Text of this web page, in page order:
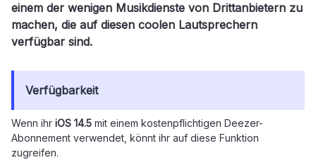
einem der wenigen Musikdienste von Drittanbietern zu
machen, die auf diesen coolen Lautsprechern
verfügbar sind.
Verfügbarkeit
Wenn ihr iOS 14.5 mit einem kostenpflichtigen Deezer-
Abonnement verwendet, könnt ihr auf diese Funktion
zugreifen.